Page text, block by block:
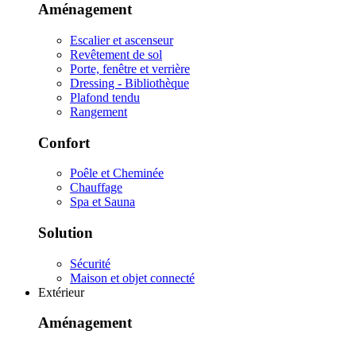
Aménagement
Escalier et ascenseur
Revêtement de sol
Porte, fenêtre et verrière
Dressing - Bibliothèque
Plafond tendu
Rangement
Confort
Poêle et Cheminée
Chauffage
Spa et Sauna
Solution
Sécurité
Maison et objet connecté
Extérieur
Aménagement